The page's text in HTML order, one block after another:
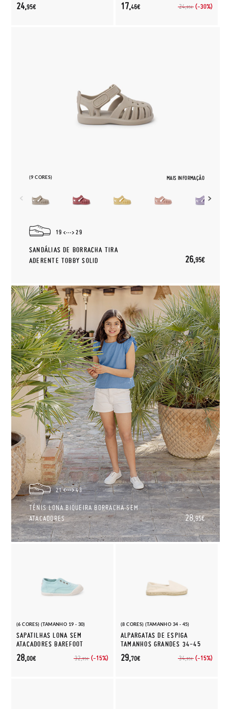
24,95€ 24,95€ (-30%)
17,46€
(9 CORES) MAIS INFORMAÇÃO
19 29
SANDÁLIAS DE BORRACHA TIRA
ADERENTE TOBBY SOLID
26,95€
21 43
TÉNIS LONA BIQUEIRA BORRACHA SEM
ATACADORES
28,95€
(6 CORES) (TAMANHO 19 - 30)
SAPATILHAS LONA SEM
ATACADORES BAREFOOT
32,95€ (-15%)
28,00€
(8 CORES) (TAMANHO 34 - 45)
ALPARGATAS DE ESPIGA
TAMANHOS GRANDES 34-45
34,95€ (-15%)
29,70€